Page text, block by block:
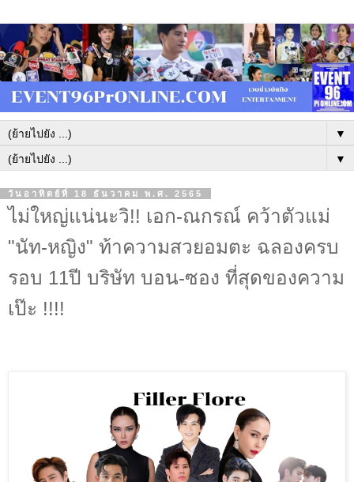
▼
▼
วันอาทิตย์ที่ 18 ธันวาคม พ.ศ. 2565
ไม่ใหญ่แน่นะวิ!! เอก-ณกรณ์ คว้าตัวแม่
"นัท-หญิง" ท้าความสวยอมตะ ฉลองครบ
รอบ 11ปี บริษัท บอน-ซอง ที่สุดของความ
เป๊ะ !!!!